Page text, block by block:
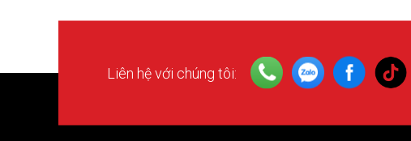
Liên hệ với chúng tôi: